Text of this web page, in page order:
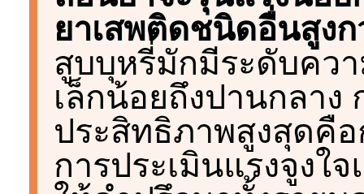
ยาเสพติดชนิดอื่นสูง
สูบบุหรี่มักมีระดับคว
เล็กน้อยถึงปานกลาง
ประสิทธิภาพสูงสุดคื
การประเมินแรงจูงใ